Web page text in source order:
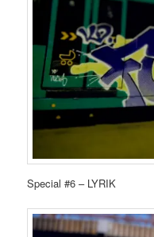
Special #6 – LYRIK